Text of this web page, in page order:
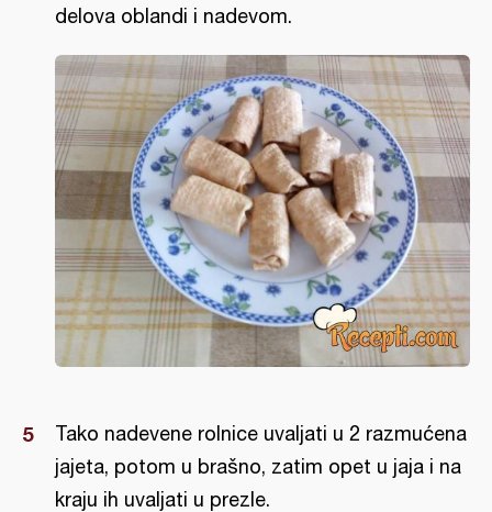
delova oblandi i nadevom.
Tako nadevene rolnice uvaljati u 2 razmućena
jajeta, potom u brašno, zatim opet u jaja i na
kraju ih uvaljati u prezle.